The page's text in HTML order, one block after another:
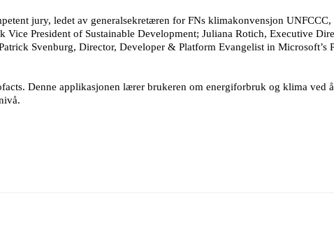
jury, ledet av generalsekretæren for FNs klimakonvensjon UNFCCC,
President of Sustainable Development; Juliana Rotich, Executive
Svenburg, Director, Developer & Platform Evangelist in Microsoft’s
Denne applikasjonen lærer brukeren om energiforbruk og klima ved